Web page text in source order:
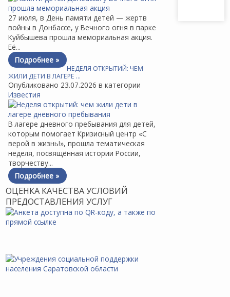
27 июля, в День памяти детей — жертв
войны в Донбассе, у Вечного огня в парке
Куйбышева прошла мемориальная акция.
Её...
Подробнее »
НЕДЕЛЯ ОТКРЫТИЙ: ЧЕМ
ЖИЛИ ДЕТИ В ЛАГЕРЕ …
Опубликовано 23.07.2026 в категории
Известия
В лагере дневного пребывания для детей,
которым помогает Кризисный центр «С
верой в жизнь!», прошла тематическая
неделя, посвящённая истории России,
творчеству...
Подробнее »
ОЦЕНКА КАЧЕСТВА УСЛОВИЙ
ПРЕДОСТАВЛЕНИЯ УСЛУГ